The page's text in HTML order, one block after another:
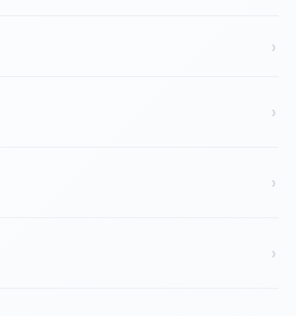
›
›
›
›